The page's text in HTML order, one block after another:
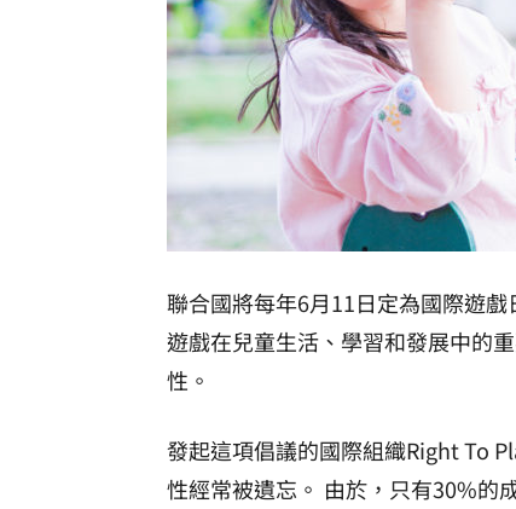
聯合國將每年6月11日定為國際遊
遊戲在兒童生活、學習和發展中的
性。
發起這項倡議的國際組織Right To
性經常被遺忘。 由於，只有30%的